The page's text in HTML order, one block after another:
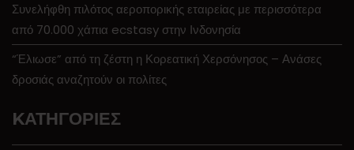
Συνελήφθη πιλότος αεροπορικής εταιρείας με περισσότερα
από 70.000 χάπια ecstasy στην Ινδονησία
“Έλιωσε” από τη ζέστη η Κορεατική Χερσόνησος – Ανάσες
δροσιάς αναζητούν οι πολίτες
KΑΤΗΓΟΡΊΕΣ